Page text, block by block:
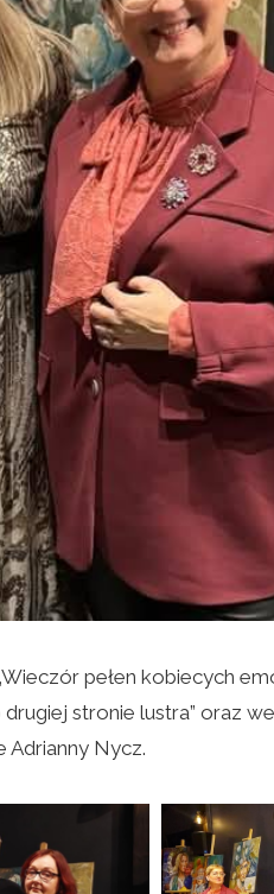
pełen kobiecych
drugiej stronie lustra” oraz
Adrianny Nycz.